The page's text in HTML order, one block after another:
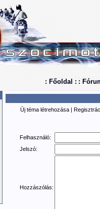
: Főoldal : :
Új téma létrehozása |
Felhasználó:
Jelszó:
Hozzászólás: